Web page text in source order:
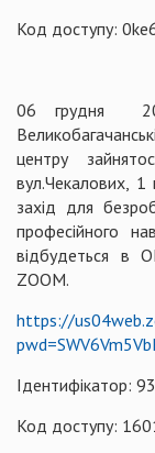
Код доступу:
06 грудня
центру
вул.Чекалових, 1
захід для
професійного
відбудеться в
ZOOM.
https://
Ідентифікатор:
Код доступу: